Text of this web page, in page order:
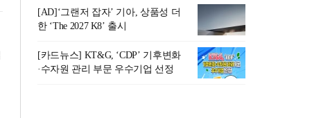
회장은 “인생의 목표가 크더라
도 조급해하지 말고 작은 것부
터 하나 하나 성취해 나가
라”고 조언한다. 뼈아픈 실패
조차 성공의 뼈대가 된다는 긍
[AD]‘그랜저 잡자’ 기아, 상품성 더
한 ‘The 2027 K8’ 출시
[카드뉴스] KT&G, ‘CDP’ 기후변화
·수자원 관리 부문 우수기업 선정